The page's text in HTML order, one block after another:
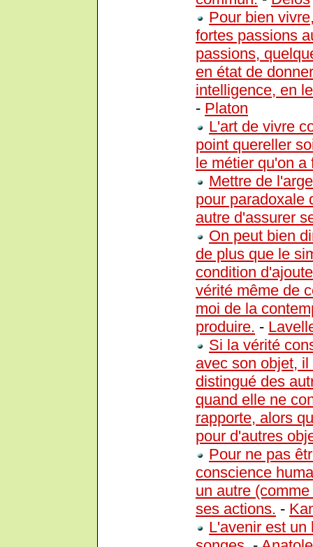
Pour bien
fortes passions
passions,
en état de
intelligence, en
- Platon
L'art de vivre
point quereller
le métier qu'on a
Mettre de
pour paradoxale
autre d'assurer
On peut bien
de plus que le
condition
vérité même de
moi de la
produire. -
Si la vérité
avec son objet,
distingué des
quand elle ne
rapporte, alors
pour d'autres
Pour ne pas
conscience
un autre
ses actions. -
L'avenir est un